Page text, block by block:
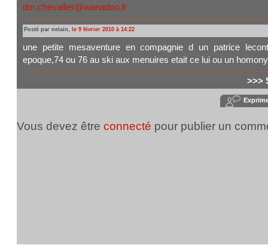
dm.chevallier@wanadoo.fr
Posté par nelain, le 9 février 2010 à 14:22
une petite mesaventure en compagnie d un patrice
epoque,74 ou 76 au ski aux menuires etait ce lui ou un
>>>
Vous devez être connecté pour publier un